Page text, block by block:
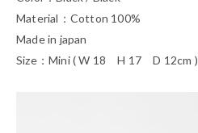
Material：Cotton 100%
Made in japan
Size：Mini ( W 18 H 17 D 12cm )